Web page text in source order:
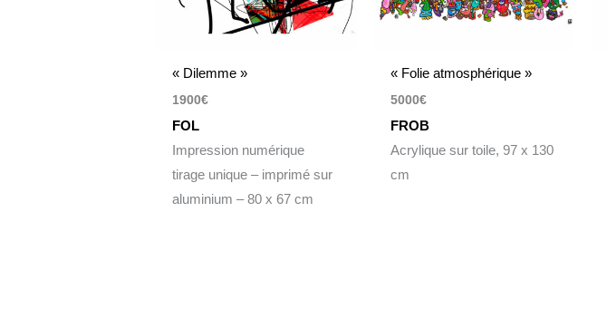
« Dilemme »
1900€
FOL
Impression numérique
tirage unique – imprimé sur
aluminium – 80 x 67 cm
« Folie atmosphérique »
5000€
FROB
Acrylique sur toile, 97 x 130
cm